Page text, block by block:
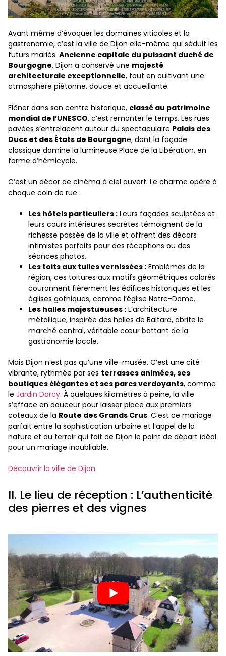
Avant même d’évoquer les domaines viticoles et la
gastronomie, c’est la ville de Dijon elle-même qui séduit les
futurs mariés. Ancienne capitale du puissant duché de
Bourgogne, Dijon a conservé une majesté
architecturale exceptionnelle, tout en cultivant une
atmosphère piétonne, douce et accueillante.
Flâner dans son centre historique, classé au patrimoine
mondial de l’UNESCO, c’est remonter le temps. Les rues
pavées s’entrelacent autour du spectaculaire Palais des
Ducs et des États de Bourgogne, dont la façade
classique domine la lumineuse Place de la Libération, en
forme d’hémicycle.
C’est un décor de cinéma à ciel ouvert. Le charme opère à
chaque coin de rue :
Les hôtels particuliers : Leurs façades sculptées et
leurs cours intérieures secrètes témoignent de la
richesse passée de la ville et offrent des décors
intimistes parfaits pour des réceptions ou des
séances photos.
Les toits aux tuiles vernissées : Emblèmes de la
région, ces toitures aux motifs géométriques colorés
couronnent fièrement les édifices historiques et les
églises gothiques, comme l’église Notre-Dame.
Les halles majestueuses : L’architecture
métallique, inspirée des halles de Baltard, abrite le
marché central, véritable cœur battant de la
gastronomie locale.
Mais Dijon n’est pas qu’une ville-musée. C’est une cité
vibrante, rythmée par ses terrasses animées, ses
boutiques élégantes et ses parcs verdoyants, comme
le Jardin Darcy. À quelques kilomètres à peine, la ville
s’efface en douceur pour laisser place aux premiers
coteaux de la Route des Grands Crus. C’est ce mariage
parfait entre la sophistication urbaine et l’appel de la
nature et du terroir qui fait de Dijon le point de départ idéal
pour un mariage inoubliable.
Découvrir la ville de Dijon.
II. Le lieu de réception : L’authenticité
des pierres et des vignes